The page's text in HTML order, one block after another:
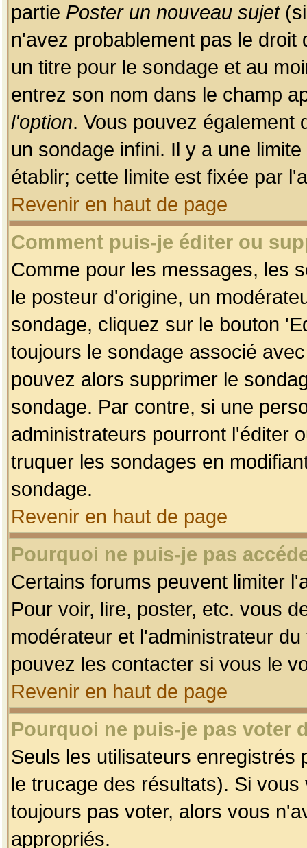
partie Poster un nouveau sujet(si
n'avez probablement pas le
un titre pour le sondage et au
entrez son nom dans le champ
l'option. Vous pouvez également
un sondage infini. Il y a une
établir; cette limite est fixée par
Revenir en haut de page
Comment puis-je éditer ou
Comme pour les messages, les
le posteur d'origine, un
sondage, cliquez sur le bouton
toujours le sondage associé
pouvez alors supprimer le
sondage. Par contre, si une
administrateurs pourront l'éditer
truquer les sondages en
sondage.
Revenir en haut de page
Pourquoi ne puis-je pas
Certains forums peuvent limiter
Pour voir, lire, poster, etc. vous
modérateur et l'administrateur
pouvez les contacter si vous le
Revenir en haut de page
Pourquoi ne puis-je pas voter
Seuls les utilisateurs enregistrés
le trucage des résultats). Si
toujours pas voter, alors vous
appropriés.